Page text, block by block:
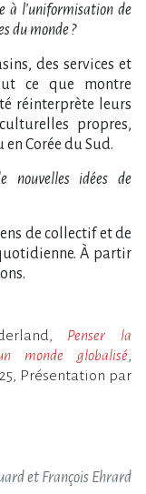
à l’uniformisation de
du monde ?
des services et
ce que montre
réinterprète leurs
propres,
Corée du Sud.
nouvelles idées de
de collectif et de
À partir
Penser la
monde globalisé,
Présentation par
et François Ehrard